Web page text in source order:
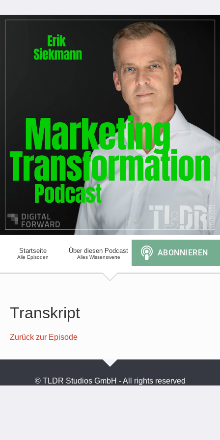
Startseite
Alle Episoden
Über diesen Podcast
Alles Wissenswerte
Transkript
Zurück zur Episode
© TLDR Studios GmbH - All rights reserved